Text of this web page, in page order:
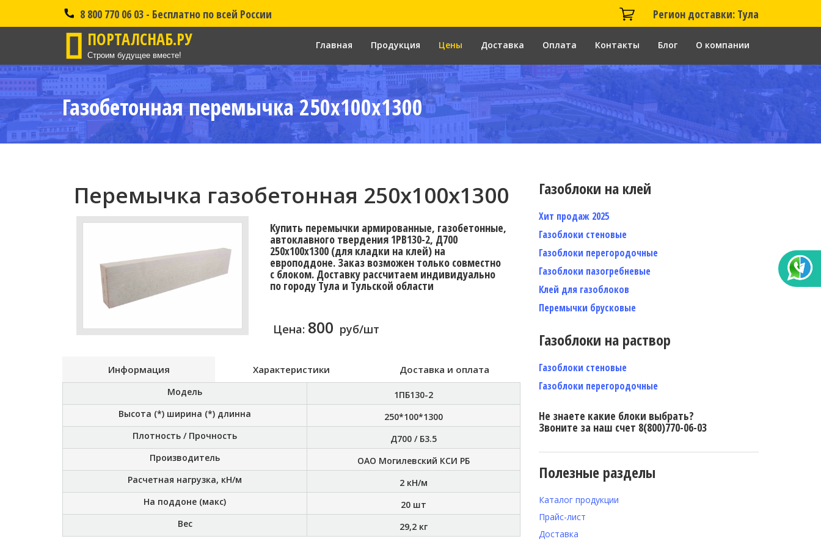
8 800 770 06 03 - Бесплатно по всей России Регион доставки: Тула
ПОРТАЛСНАБ.РУ
Строим будущее вместе!
Главная Продукция Цены Доставка Оплата Контакты Блог О компании
Газобетонная перемычка 250x100x1300
Перемычка газобетонная 250х100х1300
Купить перемычки армированные, газобетонные,
автоклавного твердения 1PB130-2, Д700
250х100х1300 (для кладки на клей) на
европоддоне. Заказ возможен только совместно
с блоком. Доставку рассчитаем индивидуально
по городу Тула и Тульской области
Цена: 800 руб/шт
Информация Характеристики Доставка и оплата
Модель
1ПБ130-2
Высота (*) ширина (*) длинна
250*100*1300
Плотность / Прочность
Д700 / Б3.5
Производитель
ОАО Могилевский КСИ РБ
Расчетная нагрузка, кН/м
2 кН/м
На поддоне (макс)
20 шт
Вес
29,2 кг
Газоблоки на клей
Хит продаж 2025
Газоблоки стеновые
Газоблоки перегородочные
Газоблоки пазогребневые
Клей для газоблоков
Перемычки брусковые
Газоблоки на раствор
Газоблоки стеновые
Газоблоки перегородочные
Не знаете какие блоки выбрать?
Звоните за наш счет 8(800)770-06-03
Полезные разделы
Каталог продукции
Прайс-лист
Доставка